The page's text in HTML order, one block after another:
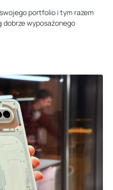
portfolio i tym razem
wyposażonego